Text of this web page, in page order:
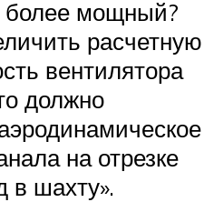
более мощный?
расчетную
вентилятора
должно
на отрезке
в шахту».